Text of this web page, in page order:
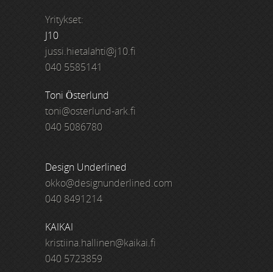
Yritykset:
J10
jussi.hietalahti@j10.fi
040 5585141
Toni Österlund
toni@osterlund-ark.fi
040 5086780
Design Underlined
okko@designunderlined.com
040 8491214
KAIKAI
kristiina.hallinen@kaikai.fi
040 5723859